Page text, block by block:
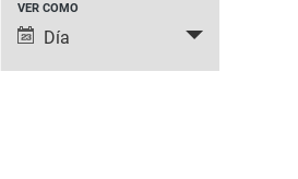
NAVEGACIÓN
DE
VISTAS
VER COMO
Día